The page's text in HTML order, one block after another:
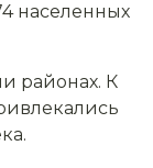
населенных
районах. К